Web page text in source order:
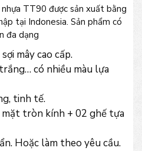
TT90 được sản xuất bằng
tại Indonesia. Sản phẩm có
đa dạng
mây cao cấp.
có nhiều màu lựa
tinh tế.
mặt tròn kính + 02 ghế tựa
Hoặc làm theo yêu cầu.